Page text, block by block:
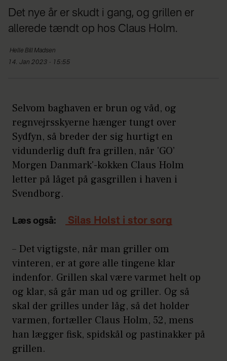
Det nye år er skudt i gang, og grillen er
allerede tændt op hos Claus Holm.
Helle Bill Madsen
14. Jan 2023 - 15:55
Selvom baghaven er brun og våd, og
regnvejrsskyerne hænger tungt over
Sydfyn, så breder der sig hurtigt en
vidunderlig duft fra grillen, når 'GO’
Morgen Danmark'-kokken Claus Holm
letter på låget på gasgrillen i haven i
Svendborg.
Læs også: Silas Holst i stor sorg
– Det vigtigste, når man griller om
vinteren, er at gøre alle tingene klar
indenfor. Grillen skal være varmet helt op
og klar, så går man ud og griller. Og så
skal der grilles under låg, så det holder
varmen, fortæller Claus Holm, 52, mens
han lægger fisk, spidskål og pastinakker på
grillen.